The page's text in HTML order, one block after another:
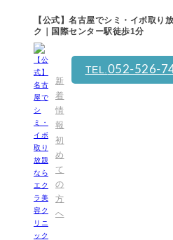
【公式】名古屋でシミ・イボ取り
ク｜国際センター駅徒歩1分
新
着
情
報
初
め
て
の
方
へ
TEL. 052-526-